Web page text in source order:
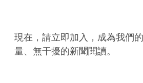
現在，請立即加入，成為我們
量、無干擾的新聞閱讀。